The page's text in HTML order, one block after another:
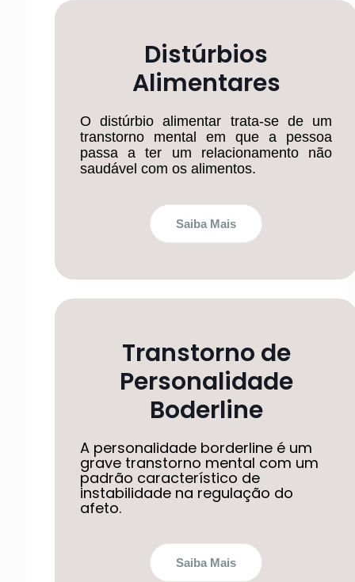
Distúrbios
Alimentares
O distúrbio alimentar trata-se de um
transtorno mental em que a pessoa
passa a ter um relacionamento não
saudável com os alimentos.
Saiba Mais
Transtorno de
Personalidade
Boderline
A personalidade borderline é um
grave transtorno mental com um
padrão característico de
instabilidade na regulação do
afeto.
Saiba Mais